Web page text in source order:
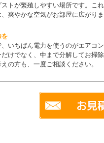
トが繁殖しやすい場所です。こ
爽やかな空気がお部屋に広がりま
を
いちばん電力を使うのがエアコ
けでなく、中まで分解してお掃
の方も、一度ご相談ください。